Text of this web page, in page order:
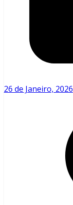
26 de Janeiro, 2026